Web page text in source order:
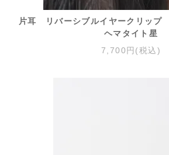
片耳 リバーシブルイヤークリッ
ヘマタイト星
7,700円(税込)